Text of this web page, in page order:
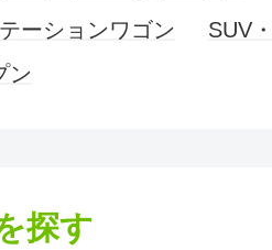
ーションワゴン
SUV
ン
探す